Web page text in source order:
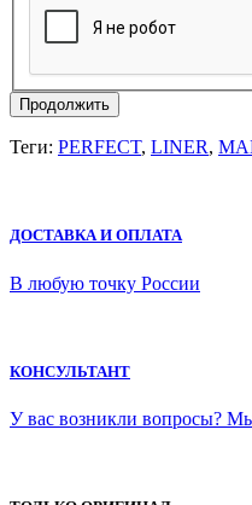
Продолжить
Теги: PERFECT, LINER,
ДОСТАВКА И ОПЛАТА
В любую точку России
КОНСУЛЬТАНТ
У вас возникли вопросы? Мы